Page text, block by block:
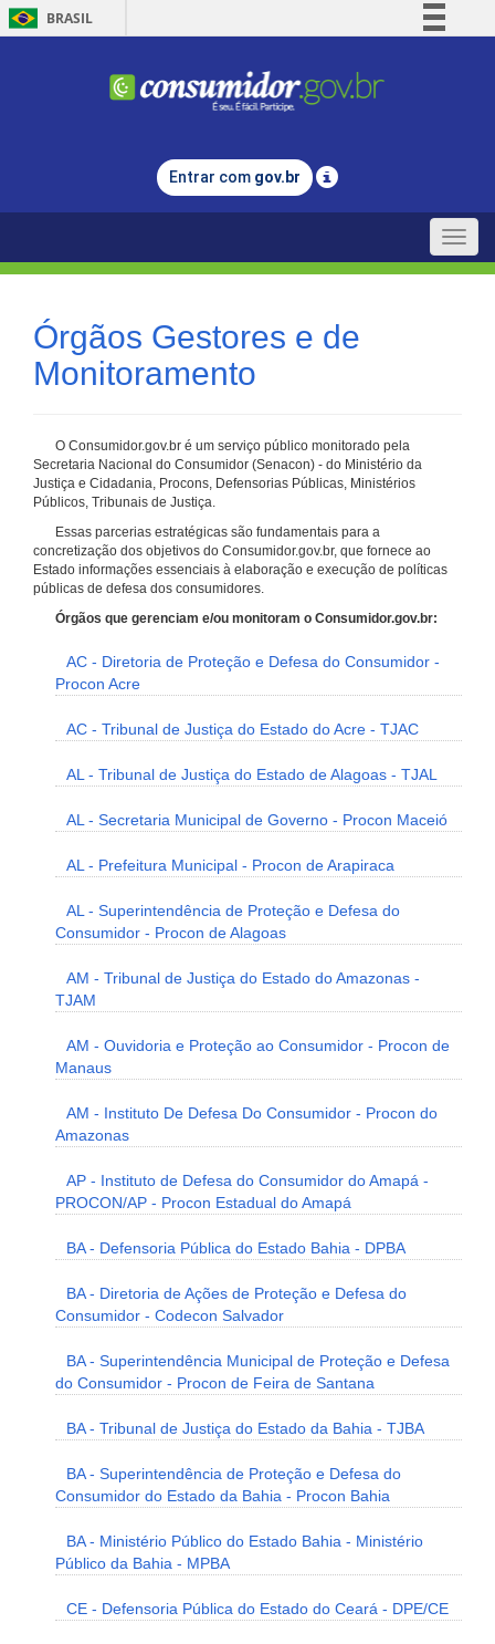
BRASIL
Comunica BR
Legislação
Entrar com gov.br
Toggle
Órgãos Gestores e de
Monitoramento
O Consumidor.gov.br é um serviço público monitorado pela
Secretaria Nacional do Consumidor (Senacon) - do Ministério da
Justiça e Cidadania, Procons, Defensorias Públicas, Ministérios
Públicos, Tribunais de Justiça.
Essas parcerias estratégicas são fundamentais para a
concretização dos objetivos do Consumidor.gov.br, que fornece ao
Estado informações essenciais à elaboração e execução de políticas
públicas de defesa dos consumidores.
Órgãos que gerenciam e/ou monitoram o Consumidor.gov.br:
AC - Diretoria de Proteção e Defesa do Consumidor -
Procon Acre
AC - Tribunal de Justiça do Estado do Acre - TJAC
AL - Tribunal de Justiça do Estado de Alagoas - TJAL
AL - Secretaria Municipal de Governo - Procon Maceió
AL - Prefeitura Municipal - Procon de Arapiraca
AL - Superintendência de Proteção e Defesa do
Consumidor - Procon de Alagoas
AM - Tribunal de Justiça do Estado do Amazonas -
TJAM
AM - Ouvidoria e Proteção ao Consumidor - Procon de
Manaus
AM - Instituto De Defesa Do Consumidor - Procon do
Amazonas
AP - Instituto de Defesa do Consumidor do Amapá -
PROCON/AP - Procon Estadual do Amapá
BA - Defensoria Pública do Estado Bahia - DPBA
BA - Diretoria de Ações de Proteção e Defesa do
Consumidor - Codecon Salvador
BA - Superintendência Municipal de Proteção e Defesa
do Consumidor - Procon de Feira de Santana
BA - Tribunal de Justiça do Estado da Bahia - TJBA
BA - Superintendência de Proteção e Defesa do
Consumidor do Estado da Bahia - Procon Bahia
BA - Ministério Público do Estado Bahia - Ministério
Público da Bahia - MPBA
CE - Defensoria Pública do Estado do Ceará - DPE/CE